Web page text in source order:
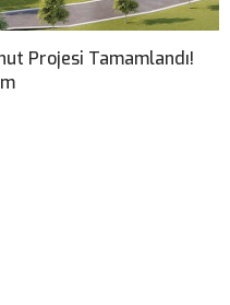
Projesi Tamamlandı!